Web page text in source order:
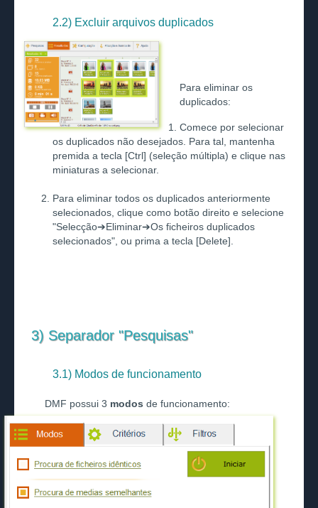
2.2) Excluir arquivos duplicados
Para eliminar os
duplicados:
Comece por selecionar
os duplicados não desejados. Para tal, mantenha
premida a tecla [Ctrl] (seleção múltipla) e clique nas
miniaturas a selecionar.
Para eliminar todos os duplicados anteriormente
selecionados, clique como botão direito e selecione
"Selecção➔Eliminar➔Os ficheiros duplicados
selecionados", ou prima a tecla [Delete].
3) Separador "Pesquisas"
3.1) Modos de funcionamento
DMF possui 3 modos de funcionamento: